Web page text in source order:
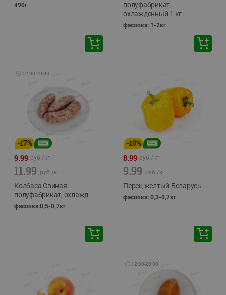
490г
полуфабрикат,
охлажденный 1 кг
фасовка: 1-2кг
🕘 12:00-20:00
-17%
9.99 руб./кг
11.99 руб./кг
Колбаса Свиная
полуфабрикат, охлажд
фасовка:0,5-0,7кг
-10%
8.99 руб./кг
9.99 руб./кг
Перец желтый Беларусь
фасовка: 0,3-0,7кг
🕘 12:00-20:00